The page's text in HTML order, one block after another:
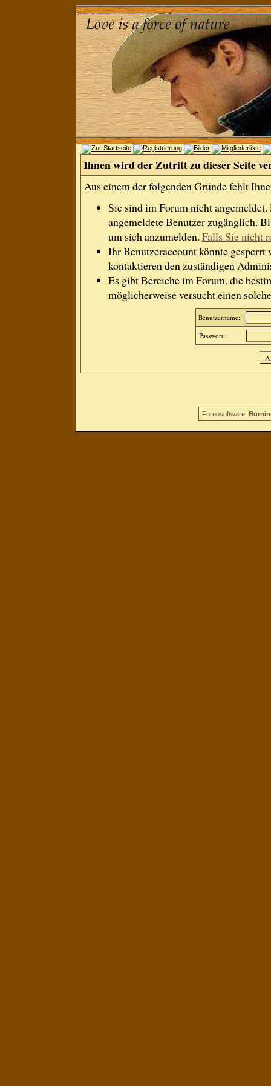
Ihnen wird der Zutritt zu dieser Seite
Aus einem der folgenden Gründe fehlt
Sie sind im Forum nicht
angemeldete Benutzer zugänglich.
um sich anzumelden. Falls Sie nicht
Ihr Benutzeraccount könnte gesperrt
kontaktieren den zuständigen
Es gibt Bereiche im Forum, die
möglicherweise versucht einen
Benutzername:
Passwort:
Forensoftware: